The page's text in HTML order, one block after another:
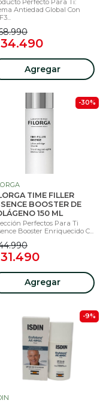
Perfecto Para Ti:
Antiedad Global Con
Agregar
-30%
TIME FILLER
BOOSTER DE
150 ML
Perfectos Para Ti
Booster Enriquecido C...
Agregar
-9%